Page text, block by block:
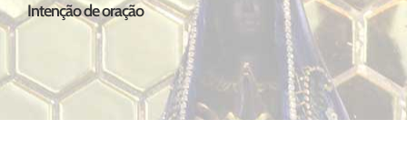
Intenção de oração